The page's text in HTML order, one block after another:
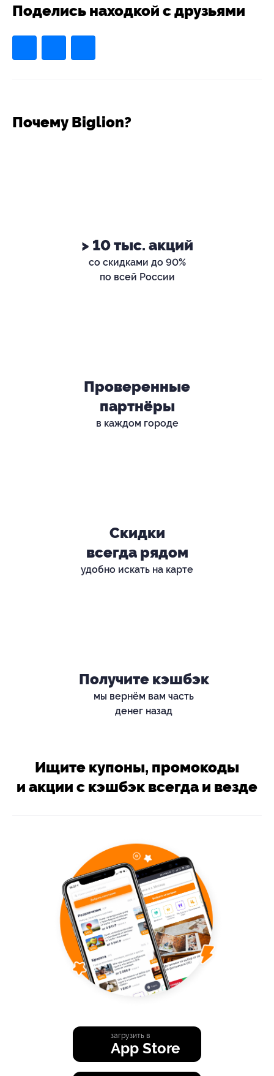
Поделись находкой с друзьями
Почему Biglion?
> 10 тыс. акций
со скидками до 90%
по всей России
Проверенные
партнёры
в каждом городе
Скидки
всегда рядом
удобно искать на карте
Получите кэшбэк
мы вернём вам часть
денег назад
Ищите купоны, промокоды
и акции с кэшбэк всегда и везде
загрузить в
App Store